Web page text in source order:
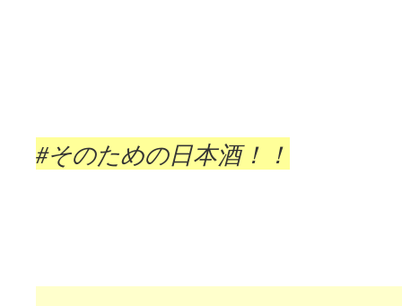
#そのための日本酒！！